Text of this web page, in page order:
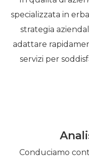
specializzata in
strategia
adattare
servizi per
Conduciamo